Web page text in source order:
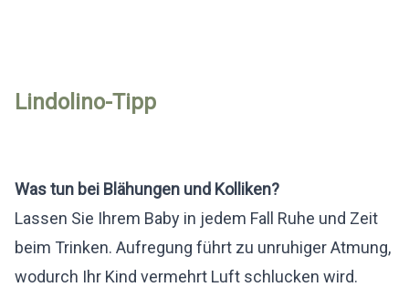
Lindolino-Tipp
Was tun bei Blähungen und Kolliken?
Lassen Sie Ihrem Baby in jedem Fall Ruhe und Zeit
beim Trinken. Aufregung führt zu unruhiger Atmung,
wodurch Ihr Kind vermehrt Luft schlucken wird.